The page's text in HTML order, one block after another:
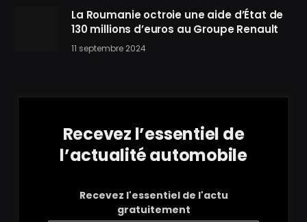
La Roumanie octroie une aide d’État de
130 millions d’euros au Groupe Renault
11 septembre 2024
Recevez l’essentiel de
l’actualité automobile
Recevez l'essentiel de l'actu
gratuitement